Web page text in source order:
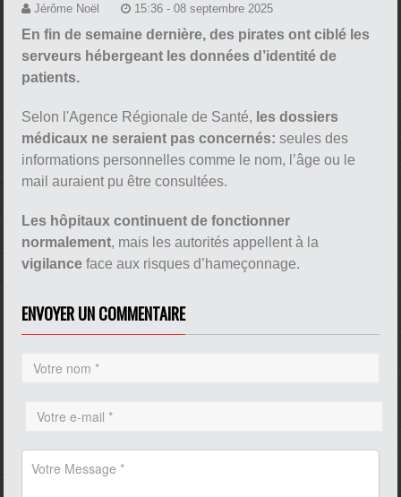
Jérôme Noël 15:36 - 08 septembre 2025
En fin de semaine dernière, des pirates ont ciblé les
serveurs hébergeant les données d’identité de
patients.
Selon l'Agence Régionale de Santé, les dossiers
médicaux ne seraient pas concernés: seules des
informations personnelles comme le nom, l’âge ou le
mail auraient pu être consultées.
Les hôpitaux continuent de fonctionner
normalement, mais les autorités appellent à la
vigilance face aux risques d’hameçonnage.
ENVOYER UN COMMENTAIRE